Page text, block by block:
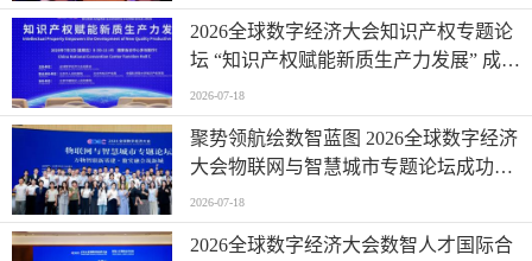
2026全球数字经济大会知识产权专题论
坛 “知识产权赋能新质生产力发展” 成功
举办
2026-07-18
聚势领航绘数智蓝图 2026全球数字经济
大会物联网与智慧城市专题论坛成功举
办
2026-07-18
2026全球数字经济大会数智人才国际合